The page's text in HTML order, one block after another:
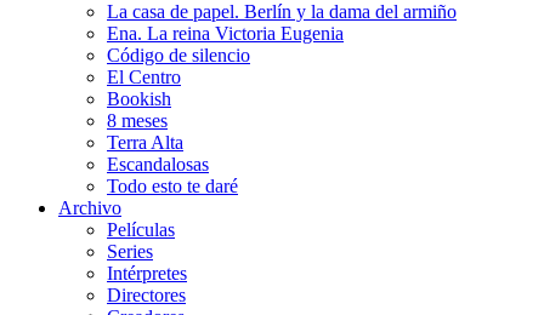
La casa de papel. Berlín y la dama del armiño
Ena. La reina Victoria Eugenia
Código de silencio
El Centro
Bookish
8 meses
Terra Alta
Escandalosas
Todo esto te daré
Archivo
Películas
Series
Intérpretes
Directores